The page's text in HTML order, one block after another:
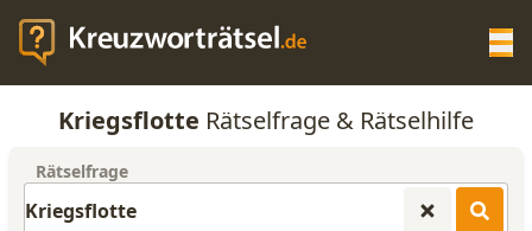
KREUZWORTRÄTSEL-HILFE
Kriegsflotte Rätselfrage & Rätselhilfe
Rätselfrage